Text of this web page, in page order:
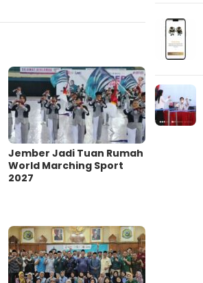
Jember Jadi Tuan Rumah
World Marching Sport
2027